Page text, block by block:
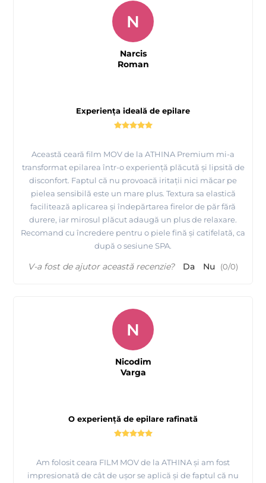
Experiența ideală de epilare
Această ceară film MOV de la ATHINA Premium mi-a
transformat epilarea într-o experiență plăcută și lipsită de
disconfort. Faptul că nu provoacă iritații nici măcar pe
pielea sensibilă este un mare plus. Textura sa elastică
facilitează aplicarea și îndepărtarea firelor de păr fără
durere, iar mirosul plăcut adaugă un plus de relaxare.
Recomand cu încredere pentru o piele fină și catifelată, ca
după o sesiune SPA.
N
Narcis
Roman
V-a fost de ajutor această recenzie? Da Nu (0/0)
O experiență de epilare rafinată
Am folosit ceara FILM MOV de la ATHINA și am fost
impresionată de cât de ușor se aplică și de faptul că nu
N
Nicodim
Varga